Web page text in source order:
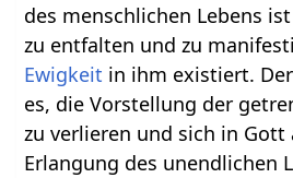
des menschlichen Lebens
zu entfalten und zu
Ewigkeit in ihm existiert.
es, die Vorstellung der
zu verlieren und sich in Gott
Erlangung des unendlichen